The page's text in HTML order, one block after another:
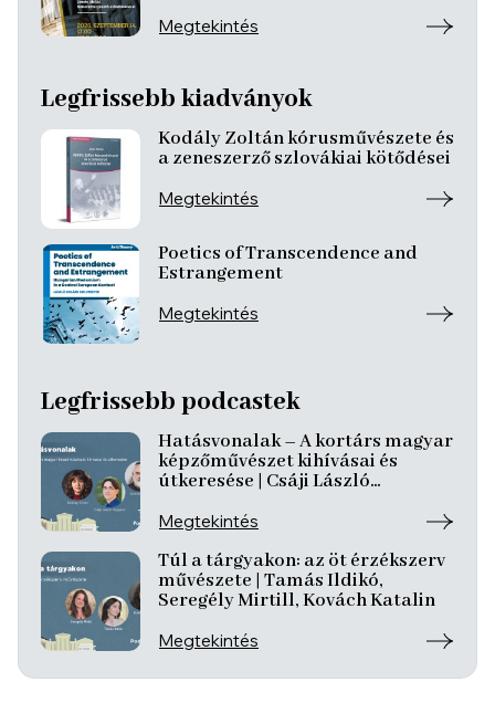
Megtekintés
Legfrissebb kiadványok
Kodály Zoltán kórusművészete és
a zeneszerző szlovákiai kötődései
Megtekintés
Poetics of Transcendence and
Estrangement
Megtekintés
Legfrissebb podcastek
Hatásvonalak – A kortárs magyar
képzőművészet kihívásai és
útkeresése | Csáji László
József
Megtekintés
Túl a tárgyakon: az öt érzékszerv
művészete | Tamás Ildikó,
Seregély Mirtill, Kovách Katalin
Megtekintés